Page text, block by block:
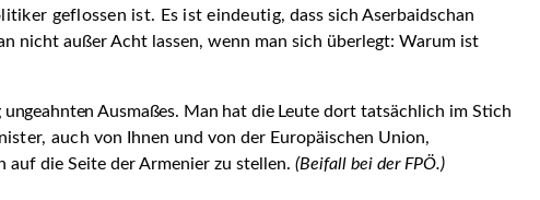
geflossen ist. Es ist eindeutig, dass sich Aserbaidschan
nicht außer Acht lassen, wenn man sich überlegt: Warum ist
Ausmaßes. Man hat dieLeute dort tatsächlich im Stich
auch von Ihnen und von der Europäischen Union,
die Seite der Armenier zu stellen. (Beifall bei der FPÖ.)